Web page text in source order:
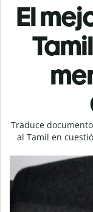
El
Traduce
al Tamil en